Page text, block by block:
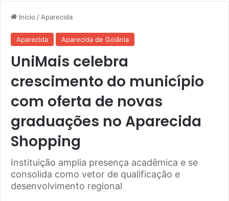
Início / Aparecida
Aparecida Aparecida de Goiânia
UniMais celebra
crescimento do município
com oferta de novas
graduações no Aparecida
Shopping
Instituição amplia presença acadêmica e se
consolida como vetor de qualificação e
desenvolvimento regional